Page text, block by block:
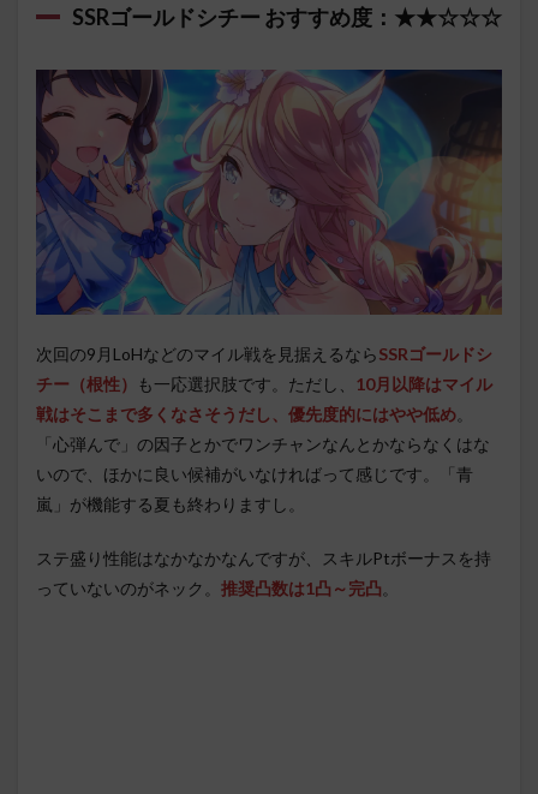
SSRゴールドシチー おすすめ度：★★☆☆☆
次回の9月LoHなどのマイル戦を見据えるならSSRゴールドシ
チー（根性）
も一応選択肢です。ただし、 10月以降はマイル
戦はそこまで多くなさそうだし、優先度的にはやや低め。
「心弾んで」の因子とかでワンチャンなんとかならなくはな
いので、ほかに良い候補がいなければって感じです。「青
嵐」が機能する夏も終わりますし。
ステ盛り性能はなかなかなんですが、スキルPtボーナスを持
っていないのがネック。 推奨凸数は1凸～完凸。